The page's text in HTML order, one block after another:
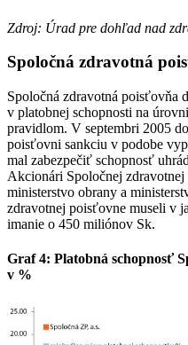
Zdroj: Úrad pre dohľad nad
Spoločná zdravotná
Spoločná zdravotná poisťovňa
v platobnej schopnosti na
pravidlom. V septembri 2005
poisťovni sankciu v podobe
mal zabezpečiť schopnosť
Akcionári Spoločnej
ministerstvo obrany a
zdravotnej poisťovne museli v
imanie o 450 miliónov Sk.
Graf 4: Platobná schopnosť
v %